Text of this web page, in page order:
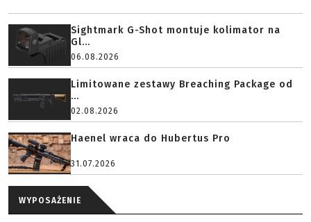
Sightmark G-Shot montuje kolimator na
Gl...
06.08.2026
Limitowane zestawy Breaching Package od
...
02.08.2026
Haenel wraca do Hubertus Pro
31.07.2026
WYPOSAŻENIE